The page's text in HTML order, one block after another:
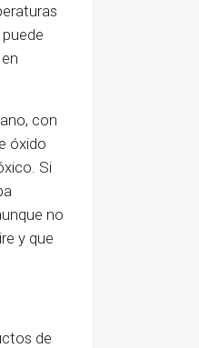
con
óxido
Si
no
y que
de